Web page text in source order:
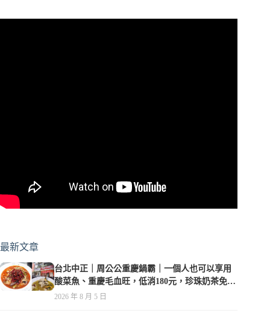
最新文章
台北中正｜周公公重慶鍋霸｜一個人也可以享用
酸菜魚、重慶毛血旺，低消180元，珍珠奶茶免費
喝到爽
2026 年 8 月 5 日